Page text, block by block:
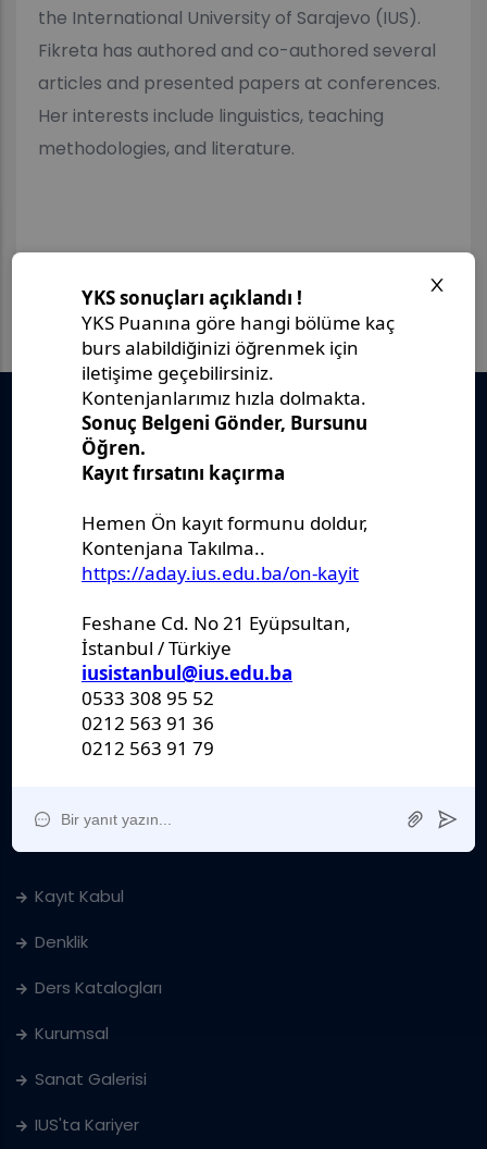
the International University of Sarajevo (IUS).
Fikreta has authored and co-authored several
articles and presented papers at conferences.
Her interests include linguistics, teaching
methodologies, and literature.
Önemli Belgeler
Stratejik Plan
IUS Statüs
Kanunlar
Kararlar
Politikalar
Formlar
Kayıt Kabul
Denklik
Ders Katalogları
Kurumsal
Sanat Galerisi
IUS'ta Kariyer